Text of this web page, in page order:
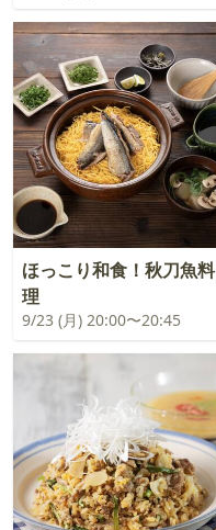
ほっこり和食！秋刀魚料
理
9/23 (月) 20:00〜20:45